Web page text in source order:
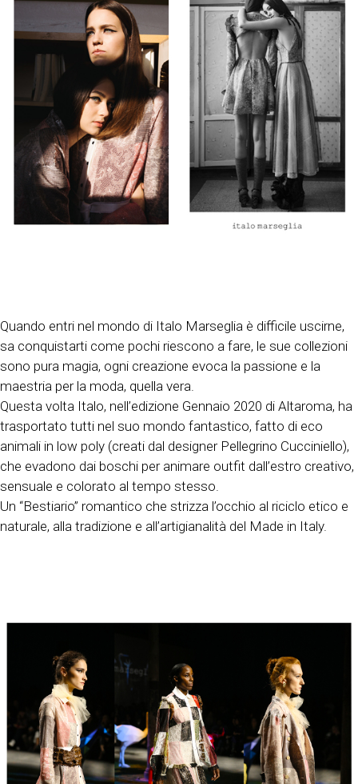
Quando entri nel mondo di Italo Marseglia è difficile uscirne,
sa conquistarti come pochi riescono a fare, le sue collezioni
sono pura magia, ogni creazione evoca la passione e la
maestria per la moda, quella vera.
Questa volta Italo, nell’edizione Gennaio 2020 di Altaroma, ha
trasportato tutti nel suo mondo fantastico, fatto di eco
animali in low poly (creati dal designer Pellegrino Cucciniello),
che evadono dai boschi per animare outfit dall’estro creativo,
sensuale e colorato al tempo stesso.
Un “Bestiario” romantico che strizza l’occhio al riciclo etico e
naturale, alla tradizione e all’artigianalità del Made in Italy.